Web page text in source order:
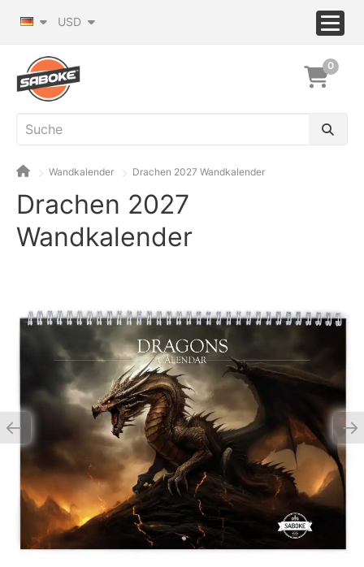
USD
0
Wandkalender Drachen 2027 Wandkalender
Drachen 2027
Wandkalender